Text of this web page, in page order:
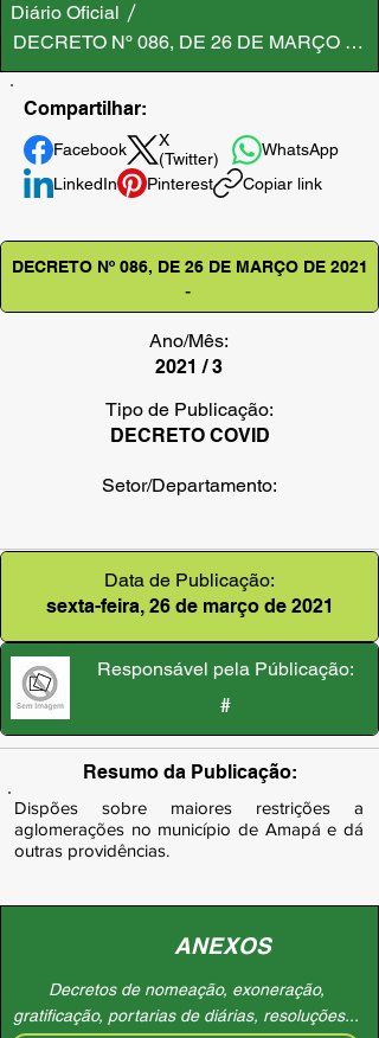
Diário Oficial
DECRETO Nº 086, DE 26 DE MARÇO DE
Compartilhar:
Facebook
X
(Twitter)
WhatsApp
LinkedIn
Pinterest Copiar link
DECRETO Nº 086, DE 26 DE MARÇO DE 2021
-
Ano/Mês:
2021 / 3
Tipo de Publicação:
DECRETO COVID
Setor/Departamento:
Data de Publicação:
sexta-feira, 26 de março de 2021
Responsável pela Públicação:
#
Resumo da Publicação:
Dispões sobre maiores restrições a
aglomerações no município de Amapá e dá
outras providências.
ANEXOS
Decretos de nomeação, exoneração,
gratificação, portarias de diárias, resoluções...